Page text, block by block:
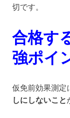
切です。
合格す
強ポイ
仮免前効果測定
しにしないこと